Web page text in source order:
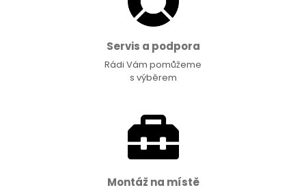
Servis a podpora
Rádi Vám pomůžeme
s výběrem
Montáž na místě